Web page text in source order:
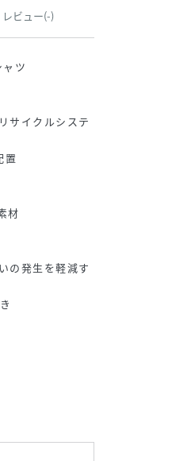
レビュー(-)
ツ
サイクルシステ
置
材
の発生を軽減す